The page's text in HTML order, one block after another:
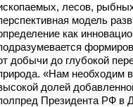
лесов,
модель
как
добычи до глубокой
«Нам необходим
долей
Президента РФ в